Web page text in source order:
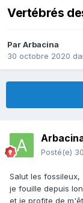
Vertébrés
ParArbacina
30 octobre 2020
Posté(e)
Salut les fossileux,
je fouille depuis
et je profite de